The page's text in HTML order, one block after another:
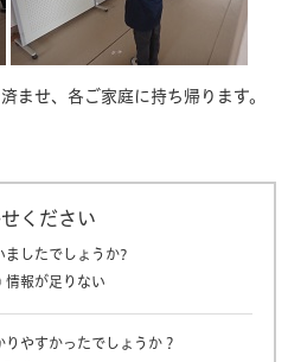
ませ、各ご家庭に持ち帰ります。
ください
ましたでしょうか?
情報が足りない
やすかったでしょうか？